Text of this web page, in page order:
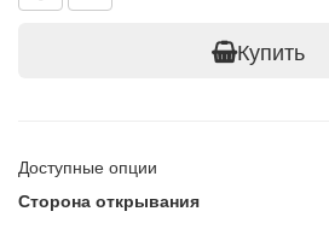
Купить
Доступные опции
Сторона открывания